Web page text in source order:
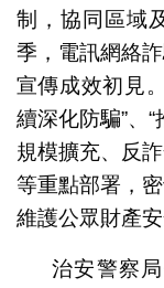
制，協同區域
季，電訊網絡
宣傳成效初見
續深化防騙”、
規模擴充、反
等重點部署，
維護公眾財產安
治安警察